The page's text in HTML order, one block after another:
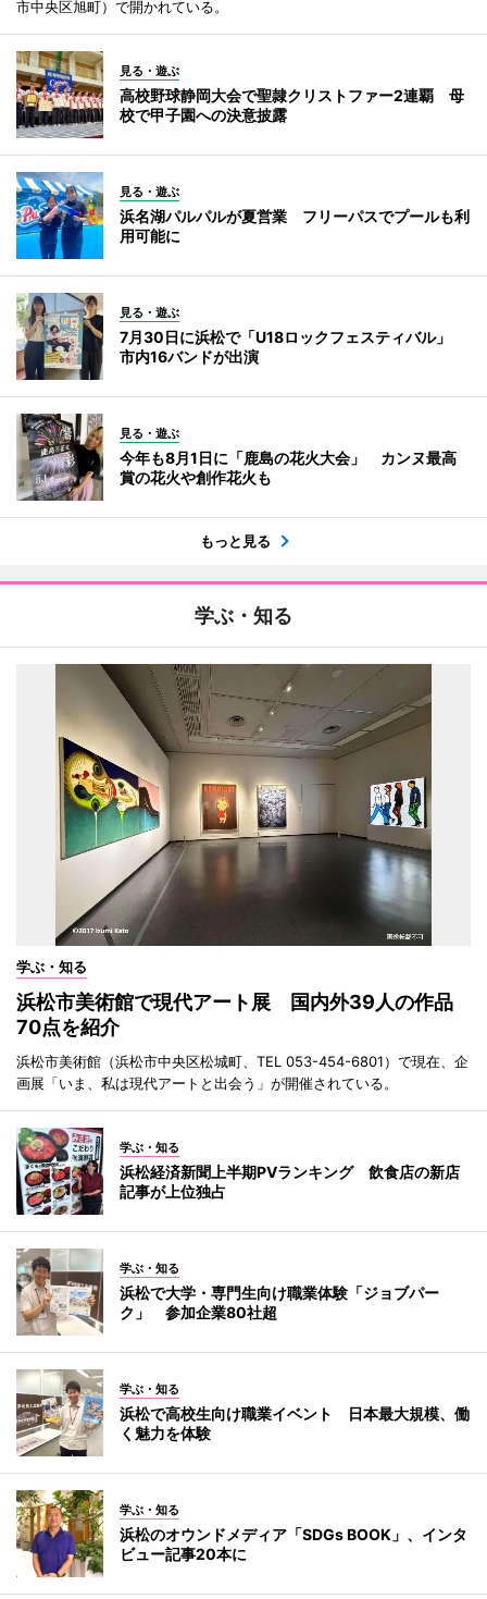
市中央区旭町）で開かれている。
見る・遊ぶ
高校野球静岡大会で聖隷クリストファー2連覇 母
校で甲子園への決意披露
見る・遊ぶ
浜名湖パルパルが夏営業 フリーパスでプールも利
用可能に
見る・遊ぶ
7月30日に浜松で「U18ロックフェスティバル」
市内16バンドが出演
見る・遊ぶ
今年も8月1日に「鹿島の花火大会」 カンヌ最高
賞の花火や創作花火も
もっと見る
学ぶ・知る
学ぶ・知る
浜松市美術館で現代アート展 国内外39人の作品
70点を紹介
浜松市美術館（浜松市中央区松城町、TEL 053-454-6801）で現在、企
画展「いま、私は現代アートと出会う」が開催されている。
学ぶ・知る
浜松経済新聞上半期PVランキング 飲食店の新店
記事が上位独占
学ぶ・知る
浜松で大学・専門生向け職業体験「ジョブパー
ク」 参加企業80社超
学ぶ・知る
浜松で高校生向け職業イベント 日本最大規模、働
く魅力を体験
学ぶ・知る
浜松のオウンドメディア「SDGs BOOK」、インタ
ビュー記事20本に